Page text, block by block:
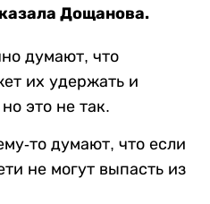
Дощанова.
думают, что
их удержать и
это не так.
то думают, что если
не могут выпасть из